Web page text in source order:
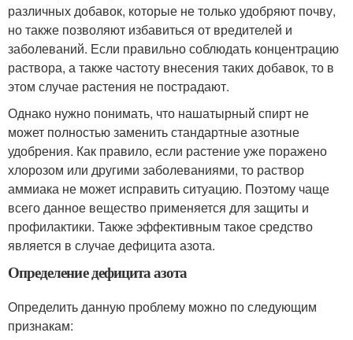
различных добавок, которые не только удобряют почву,
но также позволяют избавиться от вредителей и
заболеваний. Если правильно соблюдать концентрацию
раствора, а также частоту внесения таких добавок, то в
этом случае растения не пострадают.
Однако нужно понимать, что нашатырный спирт не
может полностью заменить стандартные азотные
удобрения. Как правило, если растение уже поражено
хлорозом или другими заболеваниями, то раствор
аммиака не может исправить ситуацию. Поэтому чаще
всего данное вещество применяется для защиты и
профилактики. Также эффективным такое средство
является в случае дефицита азота.
Определение дефицита азота
Определить данную проблему можно по следующим
признакам: